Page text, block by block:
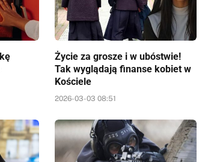
Życie za grosze i w ubóstwie!
Tak wyglądają finanse kobiet w
Kościele
2026-03-03 08:51